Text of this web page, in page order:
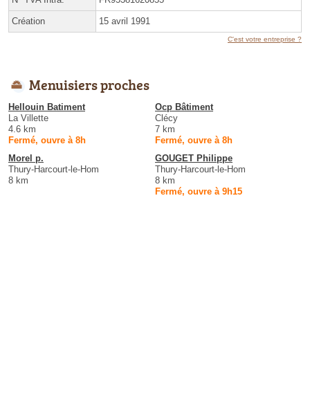
Création 15 avril 1991
C'est votre entreprise ?
Menuisiers proches
Hellouin Batiment
La Villette
4.6 km
Fermé, ouvre à 8h
Ocp Bâtiment
Clécy
7 km
Fermé, ouvre à 8h
Morel p.
Thury-Harcourt-le-Hom
8 km
GOUGET Philippe
Thury-Harcourt-le-Hom
8 km
Fermé, ouvre à 9h15